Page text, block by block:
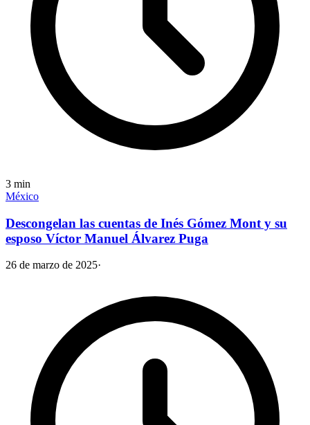
3 min
México
Descongelan las cuentas de Inés Gómez Mont y su
esposo Víctor Manuel Álvarez Puga
26 de marzo de 2025·